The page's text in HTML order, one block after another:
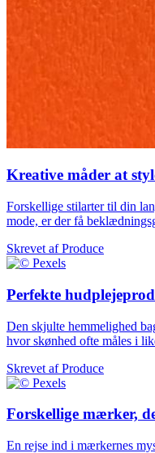
Kreative måder at
Forskellige stilarter til din
mode, er der få
Skrevet afProduce
Perfekte
Den skjulte hemmelighed
hvor skønhed ofte måles i
Skrevet afProduce
Forskellige mærker,
En rejse ind i mærkernes